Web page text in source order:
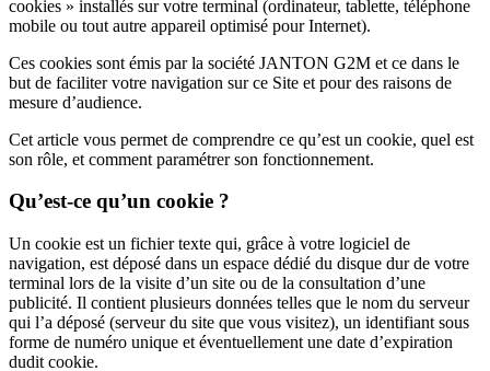
cookies » installés sur votre terminal (ordinateur, tablette, téléphone
mobile ou tout autre appareil optimisé pour Internet).
Ces cookies sont émis par la société JANTON G2M et ce dans le
but de faciliter votre navigation sur ce Site et pour des raisons de
mesure d’audience.
Cet article vous permet de comprendre ce qu’est un cookie, quel est
son rôle, et comment paramétrer son fonctionnement.
Qu’est-ce qu’un cookie ?
Un cookie est un fichier texte qui, grâce à votre logiciel de
navigation, est déposé dans un espace dédié du disque dur de votre
terminal lors de la visite d’un site ou de la consultation d’une
publicité. Il contient plusieurs données telles que le nom du serveur
qui l’a déposé (serveur du site que vous visitez), un identifiant sous
forme de numéro unique et éventuellement une date d’expiration
dudit cookie.